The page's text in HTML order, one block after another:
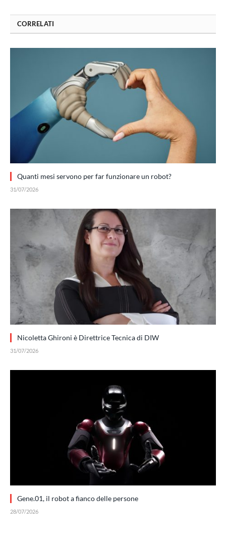
CORRELATI
Quanti mesi servono per far funzionare un robot?
31/07/2026
Nicoletta Ghironi è Direttrice Tecnica di DIW
31/07/2026
Gene.01, il robot a fianco delle persone
28/07/2026